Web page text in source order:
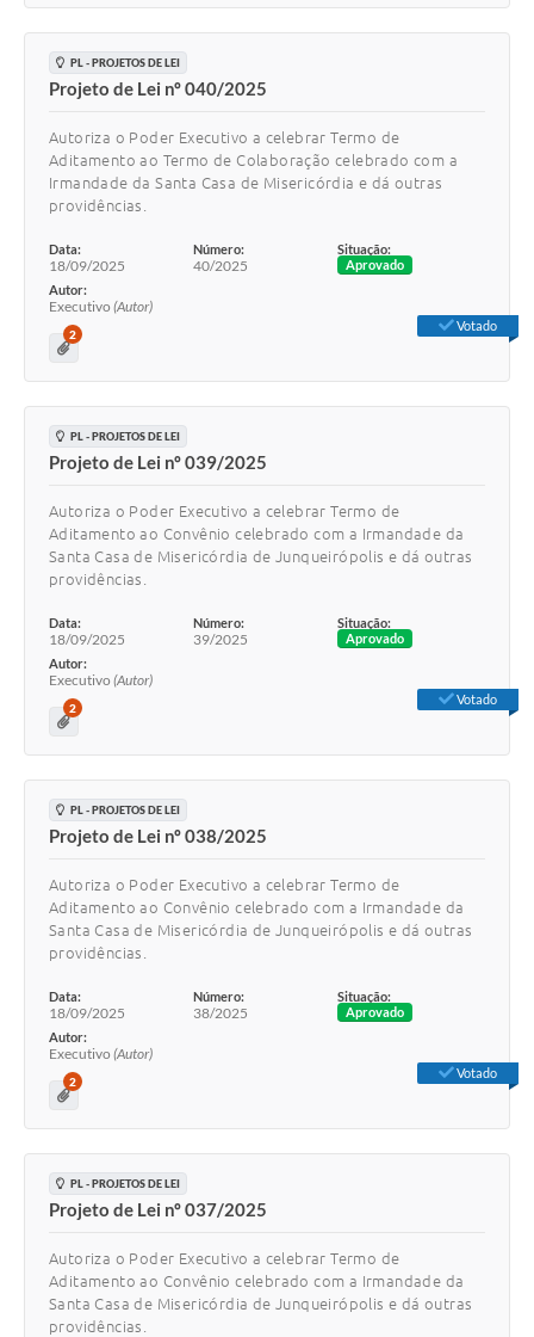
PL - PROJETOS DE LEI
Projeto de Lei nº 040/2025
Autoriza o Poder Executivo a celebrar Termo de
Aditamento ao Termo de Colaboração celebrado com a
Irmandade da Santa Casa de Misericórdia e dá outras
providências.
Data:
18/09/2025
Número:
40/2025
Situação:
Aprovado
Autor:
Executivo (Autor)
2
Votado
PL - PROJETOS DE LEI
Projeto de Lei nº 039/2025
Autoriza o Poder Executivo a celebrar Termo de
Aditamento ao Convênio celebrado com a Irmandade da
Santa Casa de Misericórdia de Junqueirópolis e dá outras
providências.
Data:
18/09/2025
Número:
39/2025
Situação:
Aprovado
Autor:
Executivo (Autor)
2
Votado
PL - PROJETOS DE LEI
Projeto de Lei nº 038/2025
Autoriza o Poder Executivo a celebrar Termo de
Aditamento ao Convênio celebrado com a Irmandade da
Santa Casa de Misericórdia de Junqueirópolis e dá outras
providências.
Data:
18/09/2025
Número:
38/2025
Situação:
Aprovado
Autor:
Executivo (Autor)
2
Votado
PL - PROJETOS DE LEI
Projeto de Lei nº 037/2025
Autoriza o Poder Executivo a celebrar Termo de
Aditamento ao Convênio celebrado com a Irmandade da
Santa Casa de Misericórdia de Junqueirópolis e dá outras
providências.